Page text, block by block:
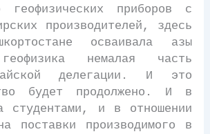
геофизических приборов с
производителей, здесь
осваивала азы
немалая часть
делегации. И это
будет продолжено. И в
студентами, и в отношении
поставки производимого в